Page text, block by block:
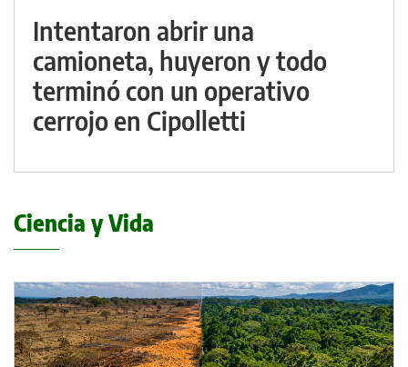
Intentaron abrir una
camioneta, huyeron y todo
terminó con un operativo
cerrojo en Cipolletti
Ciencia y Vida